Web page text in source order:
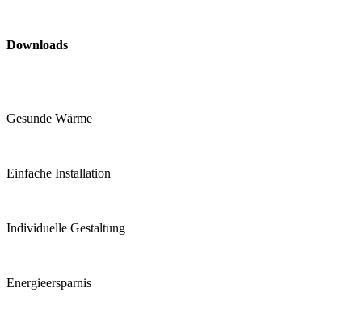
Downloads
Gesunde Wärme
Einfache Installation
Individuelle Gestaltung
Energieersparnis